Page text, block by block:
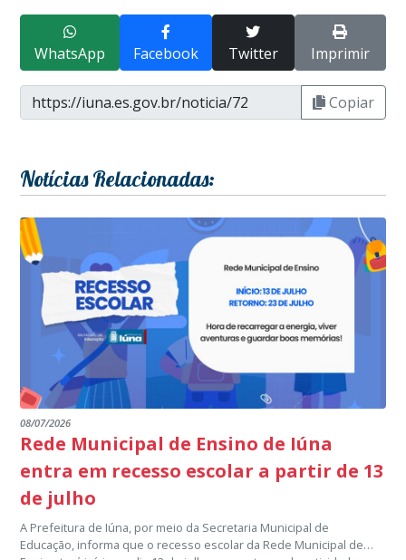
WhatsApp Facebook Twitter Imprimir
Copiar
Notícias Relacionadas:
08/07/2026
Rede Municipal de Ensino de Iúna
entra em recesso escolar a partir de 13
de julho
A Prefeitura de Iúna, por meio da Secretaria Municipal de
Educação, informa que o recesso escolar da Rede Municipal de